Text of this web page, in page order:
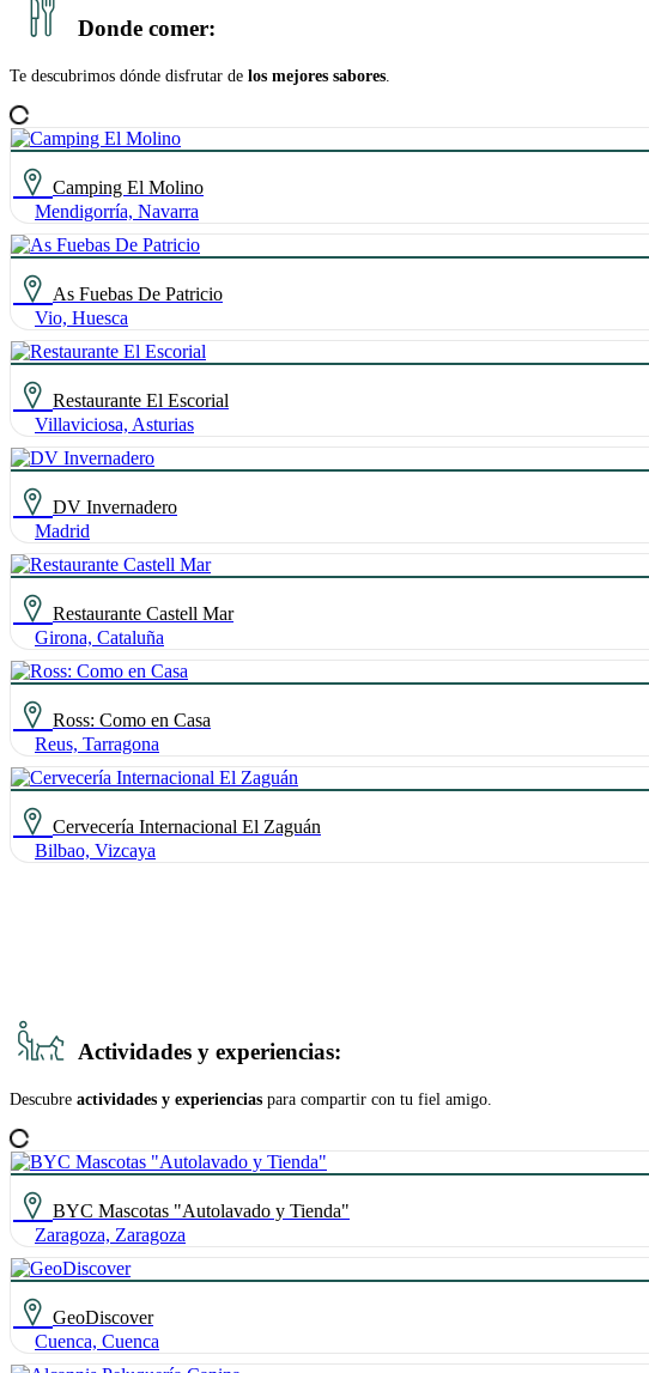
Donde comer:
Te descubrimos dónde disfrutar de los mejores sabores.
Camping El Molino
Mendigorría, Navarra
As Fuebas De Patricio
Vio, Huesca
Restaurante El Escorial
Villaviciosa, Asturias
DV Invernadero
Madrid
Restaurante Castell Mar
Girona, Cataluña
Ross: Como en Casa
Reus, Tarragona
Cervecería Internacional El Zaguán
Bilbao, Vizcaya
Actividades y experiencias:
Descubre actividades y experiencias para compartir con tu fiel amigo.
BYC Mascotas "Autolavado y Tienda"
Zaragoza, Zaragoza
GeoDiscover
Cuenca, Cuenca